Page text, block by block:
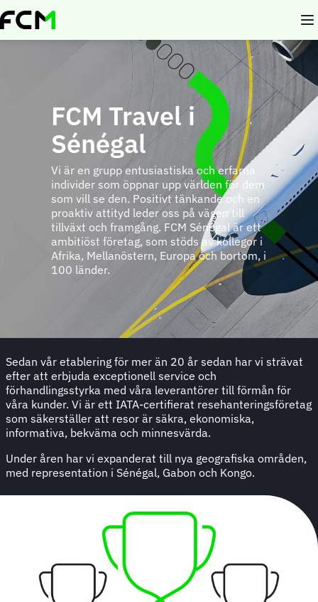
Skip
to
FCM Travel i
Sénégal
Vi är en grupp entusiastiska och erfarna
individer som öppnar upp världen för dem
som vill se den. Positivt tänkande och en
proaktiv attityd leder oss på vägen till
tillväxt och framgång. FCM Sénégal är ett
ambitiöst företag, som stöds av kollegor i
Afrika, Mellanöstern, Europa och bortom, i
100 länder.
Sedan vår etablering för mer än 20 år sedan har vi strävat
efter att erbjuda exceptionell service och
förhandlingsstyrka med våra leverantörer till förmån för
våra kunder. Vi är ett IATA-certifierat resehanteringsföretag
som säkerställer att resor är säkra, ekonomiska,
informativa, bekväma och minnesvärda.
Under åren har vi expanderat till nya geografiska områden,
med representation i Sénégal, Gabon och Kongo.